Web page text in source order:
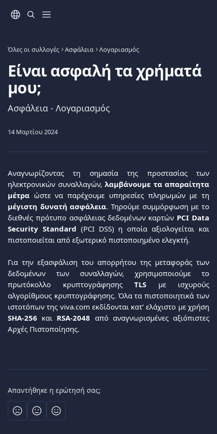
Όλες οι συλλογές Ασφάλεια Λογαριασμός
Είναι ασφαλή τα χρήματά
μου;
Ασφάλεια - Λογαριασμός
14 Μαρτίου 2024
Αναγνωρίζοντας τη σημασία της προστασίας των
ηλεκτρονικών συναλλαγών, λαμβάνουμε τα απαραίτητα
μέτρα ώστε να παρέχουμε υπηρεσίες πληρωμών με τη
μέγιστη δυνατή ασφάλεια. Τηρούμε συμμόρφωση με το
διεθνές πρότυπο ασφάλειας δεδομένων καρτών PCI Data
Security Standard (PCI DSS) η οποία αξιολογείται και
πιστοποιείται από εξωτερικό πιστοποιημένο ελεγκτή.
Για την εξασφάλιση του απορρήτου της μεταφοράς των
δεδομένων των συναλλαγών, χρησιμοποιούμε το
πρωτόκολλο κρυπτογράφησης TLS με ισχυρούς
αλγορίθμους κρυπτογράφησης. Όλα τα πιστοποιητικά των
ιστοτόπων της viva.com εκδίδονται κατ’ ελάχιστο με χρήση
SHA-256 και RSA-2048 από αναγνωρισμένες αξιόπιστες
Αρχές Πιστοποίησης.
Απαντήθηκε η ερώτησή σας;